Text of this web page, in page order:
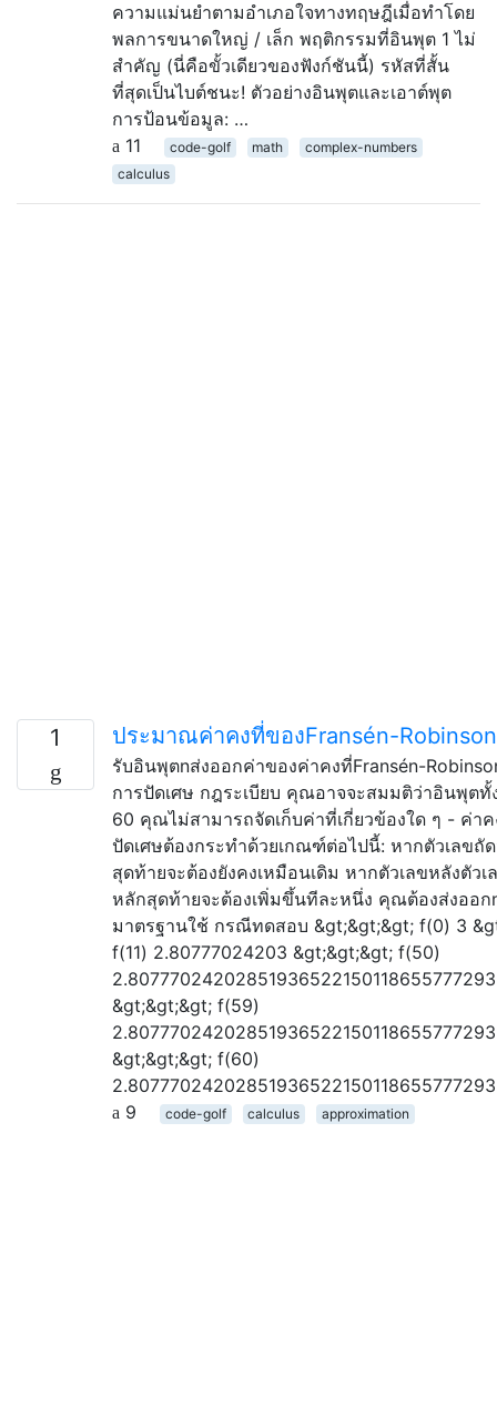
ความแม่นยำตามอำเภอใจทางทฤษฎีเมื่อทำโดย
พลการขนาดใหญ่ / เล็ก พฤติกรรมที่อินพุต 1 ไม่
สำคัญ (นี่คือขั้วเดียวของฟังก์ชันนี้) รหัสที่สั้น
ที่สุดเป็นไบต์ชนะ! ตัวอย่างอินพุตและเอาต์พุต
การป้อนข้อมูล: …
11
code-golf math
complex-numbers
calculus
1 ประมาณค่าคงที่ของFransén-Robinson
รับอินพุตnส่งออกค่าของค่าคงที่Fransén-
การปัดเศษ กฎระเบียบ คุณอาจจะสมมติว่าอินพุตทั้
60 คุณไม่สามารถจัดเก็บค่าที่เกี่ยวข้องใด ๆ - ค่า
ปัดเศษต้องกระทำด้วยเกณฑ์ต่อไปนี้: หากตัวเลขถั
สุดท้ายจะต้องยังคงเหมือนเดิม หากตัวเลขหลังตัว
หลักสุดท้ายจะต้องเพิ่มขึ้นทีละหนึ่ง คุณต้องส่งออก
มาตรฐานใช้ กรณีทดสอบ &gt;&gt;&gt; f(0) 3
f(11) 2.80777024203 &gt;&gt;&gt; f(50)
&gt;&gt;&gt; f(59)
&gt;&gt;&gt; f(60)
9
code-golf calculus approximation